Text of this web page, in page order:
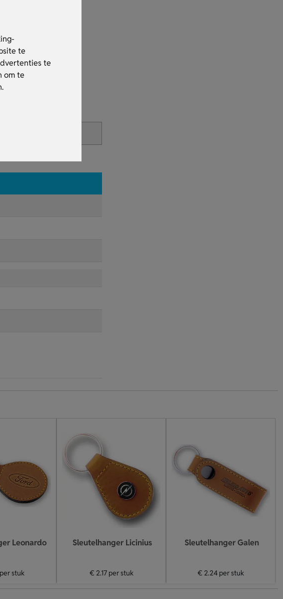
te
te
om te
Leonardo
per stuk
Sleutelhanger Licinius
€ 2.17per stuk
Sleutelhanger Galen
€ 2.24 per stuk